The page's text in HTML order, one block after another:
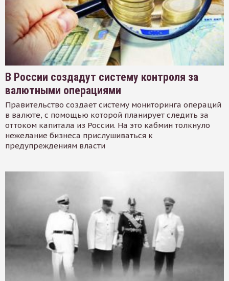
В России создадут систему контроля за
валютными операциями
Правительство создает систему мониторинга операций
в валюте, с помощью которой планирует следить за
оттоком капитала из России. На это кабмин толкнуло
нежелание бизнеса прислушиваться к
предупреждениям власти